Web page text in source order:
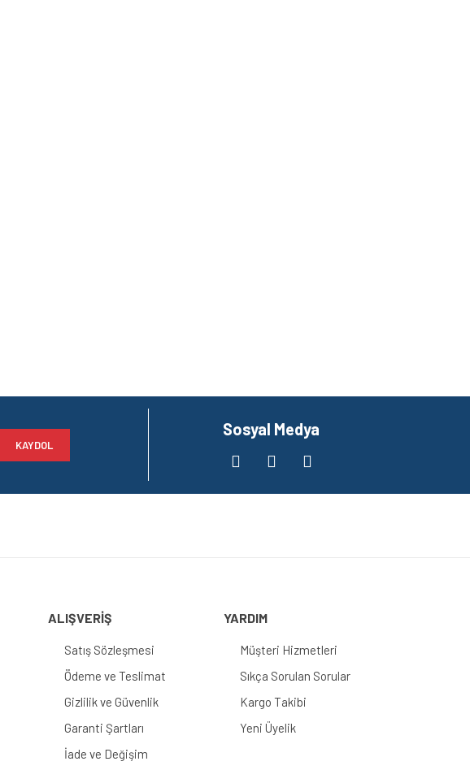
KAYDOL
Sosyal Medya
ALIŞVERİŞ
Satış Sözleşmesi
Ödeme ve Teslimat
Gizlilik ve Güvenlik
Garanti Şartları
İade ve Değişim
YARDIM
Müşteri Hizmetleri
Sıkça Sorulan Sorular
Kargo Takibi
Yeni Üyelik